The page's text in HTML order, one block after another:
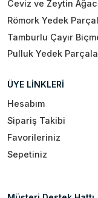
Ceviz ve Zeytin
Römork Yedek
Tamburlu Çayır
Pulluk Yedek
ÜYE LİNKLERİ
Hesabım
Sipariş Takibi
Favorileriniz
Sepetiniz